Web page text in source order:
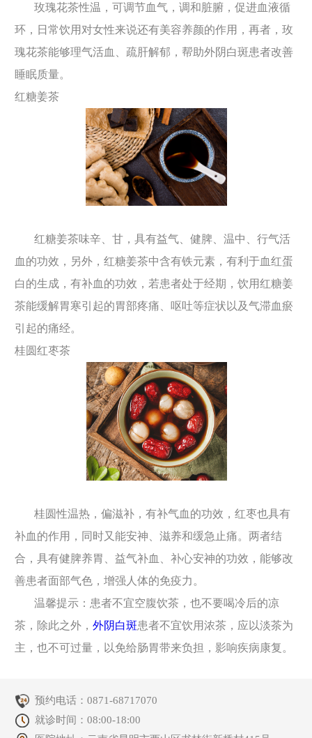
玫瑰花茶性温，可调节血气，调和脏腑，促进血液循
环，日常饮用对女性来说还有美容养颜的作用，再者，玫
瑰花茶能够理气活血、疏肝解郁，帮助外阴白斑患者改善
睡眠质量。
红糖姜茶
红糖姜茶味辛、甘，具有益气、健脾、温中、行气活
血的功效，另外，红糖姜茶中含有铁元素，有利于血红蛋
白的生成，有补血的功效，若患者处于经期，饮用红糖姜
茶能缓解胃寒引起的胃部疼痛、呕吐等症状以及气滞血瘀
引起的痛经。
桂圆红枣茶
桂圆性温热，偏滋补，有补气血的功效，红枣也具有
补血的作用，同时又能安神、滋养和缓急止痛。两者结
合，具有健脾养胃、益气补血、补心安神的功效，能够改
善患者面部气色，增强人体的免疫力。
温馨提示：患者不宜空腹饮茶，也不要喝冷后的凉
茶，除此之外， 外阴白斑患者不宜饮用浓茶，应以淡茶为
主，也不可过量，以免给肠胃带来负担，影响疾病康复。
预约电话：0871-68717070
就诊时间：08:00-18:00